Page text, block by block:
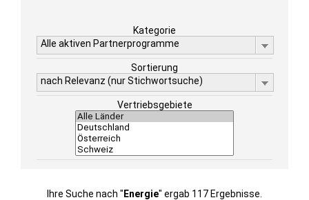
Kategorie
Alle aktiven Partnerprogramme
Sortierung
nach Relevanz (nur Stichwortsuche)
Vertriebsgebiete
Ihre Suche nach " Energie" ergab 117 Ergebnisse.